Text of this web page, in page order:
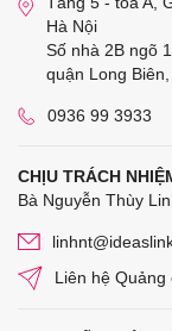
Hà Nội
Số nhà 2B ngõ
quận Long
0936 99 3933
CHỊU TRÁCH
Bà Nguyễn Thùy
Liên hệ